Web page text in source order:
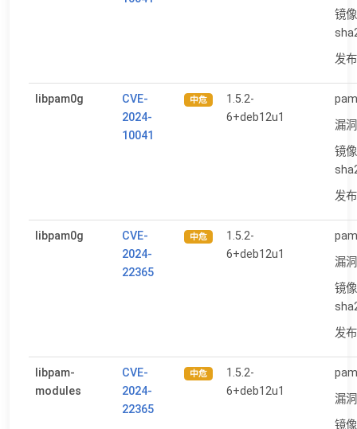
镜
发
libpam0g
CVE-
2024-
10041
中危
1.5.2-
6+deb12u1
漏
镜
发
libpam0g
CVE-
2024-
22365
中危
1.5.2-
6+deb12u1
漏
镜
发
libpam-
modules
CVE-
2024-
22365
中危
1.5.2-
6+deb12u1
漏
镜